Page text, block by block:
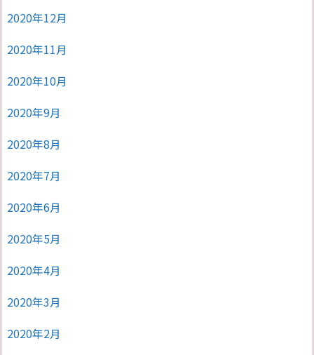
2020年12月
2020年11月
2020年10月
2020年9月
2020年8月
2020年7月
2020年6月
2020年5月
2020年4月
2020年3月
2020年2月